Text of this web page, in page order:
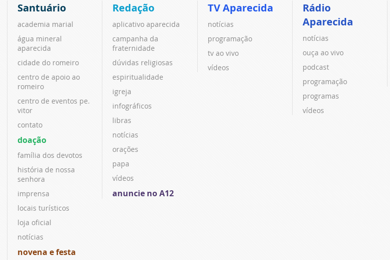
Santuário
academia marial
água mineral
aparecida
cidade do romeiro
centro de apoio ao
romeiro
centro de eventos pe.
vitor
contato
doação
família dos devotos
história de nossa
senhora
imprensa
locais turísticos
loja oficial
notícias
novena e festa
Redação
aplicativo aparecida
campanha da
fraternidade
dúvidas religiosas
espiritualidade
igreja
infográficos
libras
notícias
orações
papa
vídeos
anuncie no A12
TV Aparecida
notícias
programação
tv ao vivo
vídeos
Rádio
Aparecida
notícias
ouça ao vivo
podcast
programação
programas
vídeos